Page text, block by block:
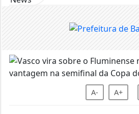
A- A+